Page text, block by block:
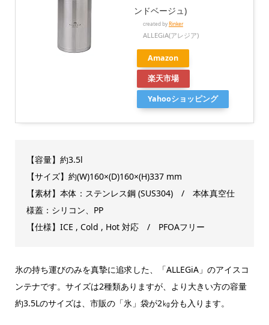
ンドベージュ)
created byRinker
ALLEGiA(アレジア)
Amazon
楽天市場
Yahooショッピング
【容量】約3.5l
【サイズ】約(W)160×(D)160×(H)337 mm
【素材】本体：ステンレス鋼 (SUS304) / 本体真空仕
様蓋：シリコン、PP
【仕様】ICE , Cold , Hot 対応 / PFOAフリー
氷の持ち運びのみを真摯に追求した、「ALLEGiA」のアイスコ
ンテナです。サイズは2種類ありますが、より大きい方の容量
約3.5Lのサイズは、市販の「氷」袋が2㎏分も入ります。